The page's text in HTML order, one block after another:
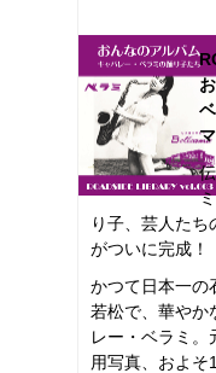
り子、芸人た
がついに完成！
かつて日本一の
若松で、華やか
レー・ベラミ。
用写真、およそ